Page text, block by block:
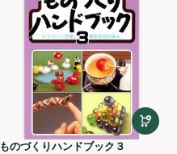
ものづくりハンドブック３